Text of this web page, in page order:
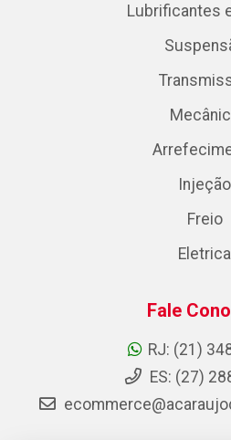
Lubrificantes
Injeção
Freio
Eletrica
Fale
RJ: (21)
ES: (27)